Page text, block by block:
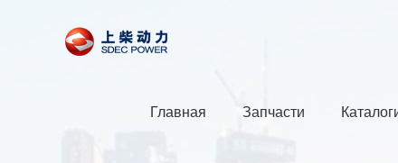
Главная Запчасти